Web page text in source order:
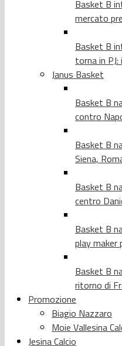
Basket B
mercato
Basket B
torna in
Janus Basket
Basket B
contro
Basket B
Siena,
Basket B
centro
Basket B
play maker
Basket B
ritorno di
Promozione
Biagio Nazzaro
Moie Vallesina
Jesina Calcio